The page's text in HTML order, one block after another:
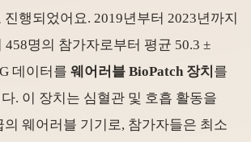
행되었어요. 2019년부터 2023년까지
458명의 참가자로부터 평균 50.3 ±
데이터를 웨어러블 BioPatch 장치 를
. 이 장치는 심혈관 및 호흡 활동을
웨어러블 기기로, 참가자들은 최소